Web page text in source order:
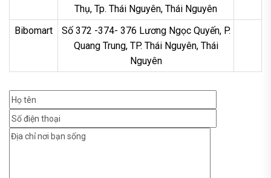
Thụ, Tp. Thái Nguyên, Thái Nguyên
Bibomart
Số 372 -374- 376 Lương Ngọc Quyến, P.
Quang Trung, TP. Thái Nguyên, Thái
Nguyên